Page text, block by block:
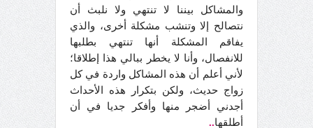
والمشاكل بيننا لا تنتهي ولا نلبث أن
نتصالح إلا وتنشب مشكلة أخرى، والذي
يفاقم المشكلة أنها تنتهي بطلبها
للانفصال، وأنا لا يخطر ببالي هذا إطلاقا؛
لأني أعلم أن هذه المشاكل واردة في كل
زواج حديث، ولكن بتكرار هذه الأحداث
أجدني أضجر منها وأفكر جديا في أن
أطلقها..